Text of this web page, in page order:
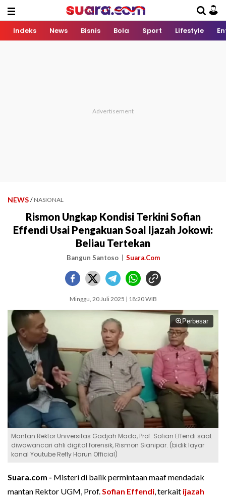
Indeks News Bisnis Bola Sport Lifestyle
NEWS / NASIONAL
Rismon Ungkap Kondisi Terkini Sofian
Effendi Usai Pengakuan Soal Ijazah Jokowi:
Beliau Tertekan
Bangun Santoso Suara.Com
Minggu, 20 Juli 2025 | 18:20 WIB
Perbesar
Mantan Rektor Universitas Gadjah Mada, Prof. Sofian Effendi saat
diwawancari ahli digital forensik, Rismon Sianipar. (bidik layar
kanal Youtube Refly Harun Official)
Suara.com - Misteri di balik permintaan maaf mendadak
mantan Rektor UGM, Prof.Sofian Effendi, terkait ijazah